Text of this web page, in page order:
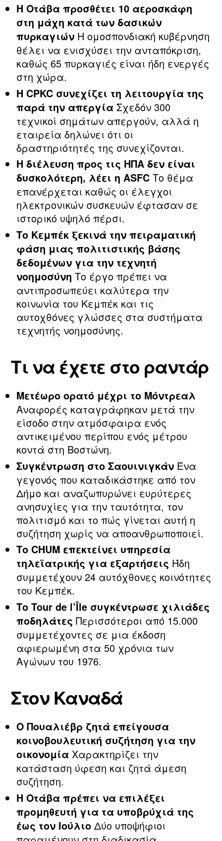
Η Οτάβα προσθέτει 10 αεροσκάφη
στη μάχη κατά των δασικών
πυρκαγιών Η ομοσπονδιακή κυβέρνηση
θέλει να ενισχύσει την ανταπόκριση,
καθώς 65 πυρκαγιές είναι ήδη ενεργές
στη χώρα.
Η CPKC συνεχίζει τη λειτουργία της
παρά την απεργία Σχεδόν 300
τεχνικοί σημάτων απεργούν, αλλά η
εταιρεία δηλώνει ότι οι
δραστηριότητές της συνεχίζονται.
Η διέλευση προς τις ΗΠΑ δεν είναι
δυσκολότερη, λέει η ASFC Το θέμα
επανέρχεται καθώς οι έλεγχοι
ηλεκτρονικών συσκευών έφτασαν σε
ιστορικό υψηλό πέρσι.
Το Κεμπέκ ξεκινά την πειραματική
φάση μιας πολιτιστικής βάσης
δεδομένων για την τεχνητή
νοημοσύνη Το έργο πρέπει να
αντιπροσωπεύει καλύτερα την
κοινωνία του Κεμπέκ και τις
αυτοχθόνες γλώσσες στα συστήματα
τεχνητής νοημοσύνης.
Τι να έχετε στο ραντάρ
Μετέωρο ορατό μέχρι το Μόντρεαλ
Αναφορές καταγράφηκαν μετά την
είσοδο στην ατμόσφαιρα ενός
αντικειμένου περίπου ενός μέτρου
κοντά στη Βοστώνη.
Συγκέντρωση στο Σαουινιγκάν Ένα
γεγονός που καταδικάστηκε από τον
Δήμο και αναζωπυρώνει ευρύτερες
ανησυχίες για την ταυτότητα, τον
πολιτισμό και το πώς γίνεται αυτή η
συζήτηση χωρίς να αποανθρωποποιεί.
Το CHUM επεκτείνει υπηρεσία
τηλεϊατρικής για εξαρτήσεις Ήδη
συμμετέχουν 24 αυτόχθονες κοινότητες
του Κεμπέκ.
Το Tour de l’Île συγκέντρωσε χιλιάδες
ποδηλάτες Περισσότεροι από 15.000
συμμετέχοντες σε μια έκδοση
αφιερωμένη στα 50 χρόνια των
Αγώνων του 1976.
Στον Καναδά
Ο Πουαλιέβρ ζητά επείγουσα
κοινοβουλευτική συζήτηση για την
οικονομία Χαρακτηρίζει την
κατάσταση ύφεση και ζητά άμεση
συζήτηση.
Η Οτάβα πρέπει να επιλέξει
προμηθευτή για τα υποβρύχιά της
έως τον Ιούλιο Δύο υποψήφιοι